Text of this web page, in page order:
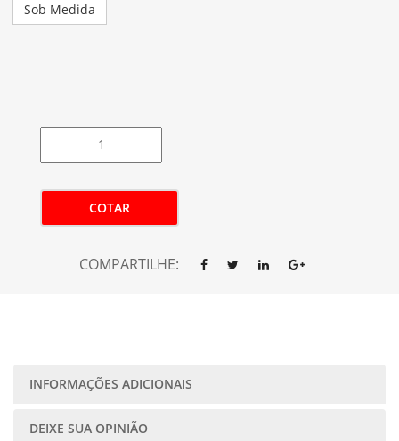
Sob Medida
COTAR
COMPARTILHE:
INFORMAÇÕES ADICIONAIS
DEIXE SUA OPINIÃO